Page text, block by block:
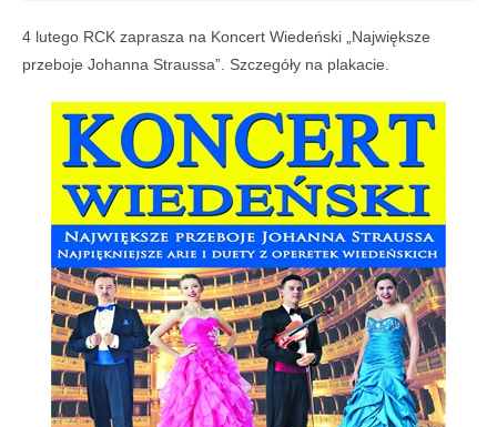
4 lutego RCK zaprasza na Koncert Wiedeński „Największe
przeboje Johanna Straussa”. Szczegóły na plakacie.